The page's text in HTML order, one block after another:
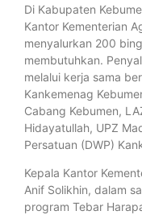
Di Kabupaten
Kantor Kementerian
menyalurkan 200
membutuhkan.
melalui kerja sama
Kankemenag
Cabang Kebumen,
Hidayatullah, UPZ
Persatuan (DWP)
Kepala Kantor
Anif Solikhin, dalam
program Tebar